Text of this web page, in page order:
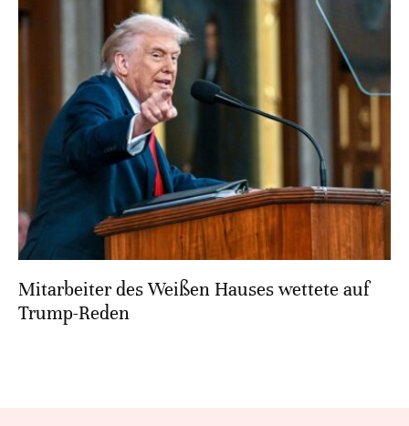
Mitarbeiter des Weißen Hauses wettete auf
Trump-Reden